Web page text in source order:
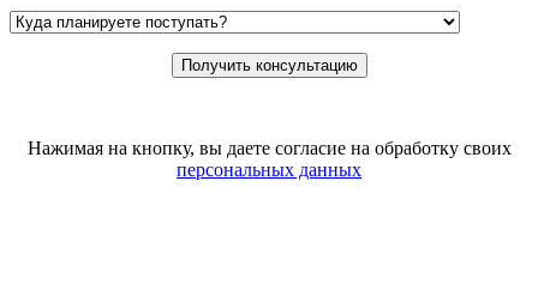
Нажимая на кнопку, вы даете согласие на обработку своих
персональных данных